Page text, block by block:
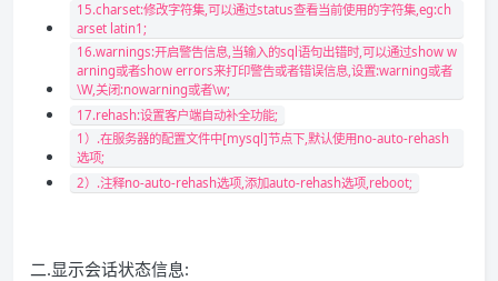
15.charset:修改字符集,可以通过status查看当前使用的字符集,eg:ch
arset latin1;
16.warnings:开启警告信息,当输入的sql语句出错时,可以通过show w
arning或者show errors来打印警告或者错误信息,设置:warning或者
\W,关闭:nowarning或者\w;
17.rehash:设置客户端自动补全功能;
1）.在服务器的配置文件中[mysql]节点下,默认使用no-auto-rehash
选项;
2）.注释no-auto-rehash选项,添加auto-rehash选项,reboot;
二.显示会话状态信息: